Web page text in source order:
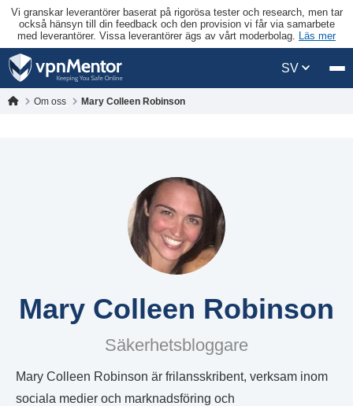
Vi granskar leverantörer baserat på rigorösa tester och research, men tar
också hänsyn till din feedback och den provision vi får via samarbete
med leverantörer. Vissa leverantörer ägs av vårt moderbolag. Läs mer
SV
Om oss Mary Colleen Robinson
Mary Colleen Robinson
Säkerhetsbloggare
Mary Colleen Robinson är frilansskribent, verksam inom
sociala medier och marknadsföring och